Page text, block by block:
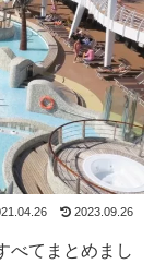
2023.09.26
べてまとめまし